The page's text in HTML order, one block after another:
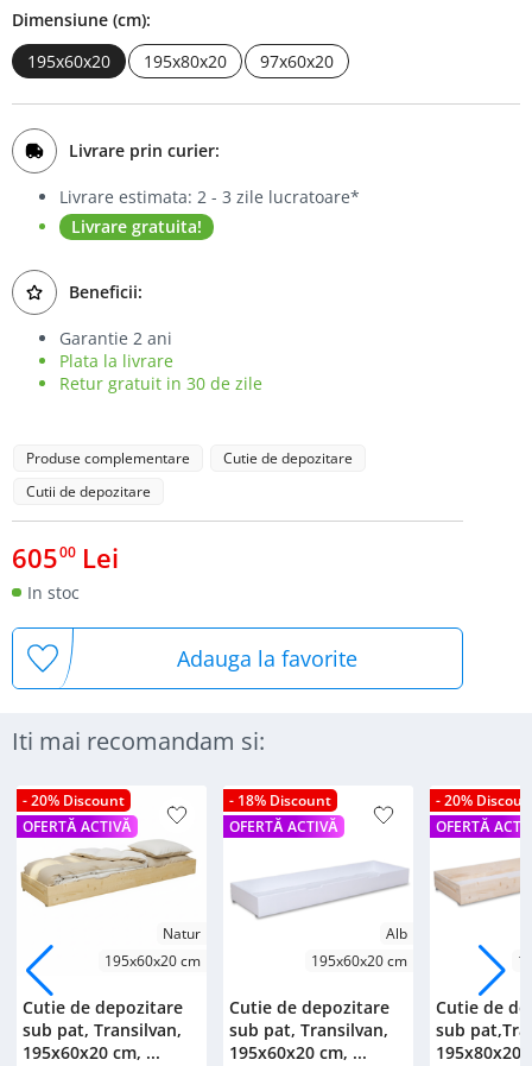
Dimensiune (cm):
195x60x20
195x80x20 97x60x20
Livrare prin curier:
Livrare estimata: 2 - 3 zile lucratoare*
Livrare gratuita!
Beneficii:
Garantie 2 ani
Plata la livrare
Retur gratuit in 30 de zile
Produse complementare
Cutie de depozitare
Cutii de depozitare
60500 Lei
In stoc
Adauga la favorite
Iti mai recomandam si:
- 20% Discount
OFERTĂ ACTIVĂ
Natur
195x60x20 cm
Cutie de depozitare
sub pat, Transilvan,
195x60x20 cm, ...
- 18% Discount
OFERTĂ ACTIVĂ
Alb
195x60x20 cm
Cutie de depozitare
sub pat, Transilvan,
195x60x20 cm, ...
- 20%
OFERTĂ
Cutie de
sub
195x80x20
Bufet
Biblioteca